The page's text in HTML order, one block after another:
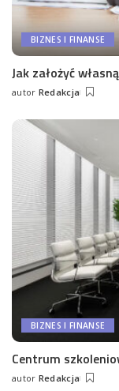
BIZNES I FINANSE
Jak założyć
Wysłany
autor Redakcja
BIZNES I FINANSE
Centrum
Wysłany
autor Redakcja